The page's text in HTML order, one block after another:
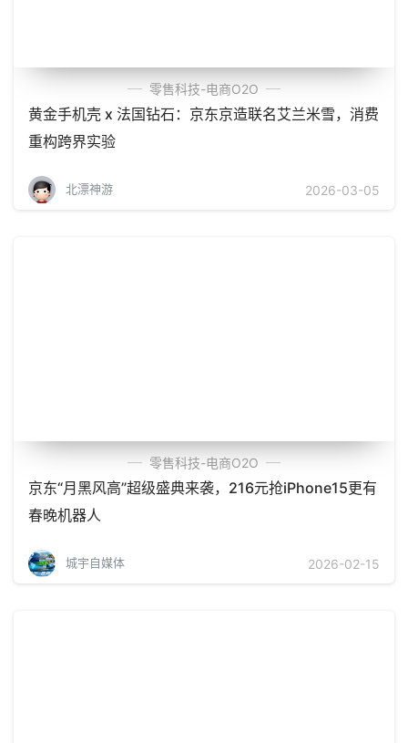
零售科技-电商O2O
黄金手机壳 x 法国钻石：京东京造联名艾兰米雪，消费
重构跨界实验
北漂神游 2026-03-05
零售科技-电商O2O
京东“月黑风高”超级盛典来袭，216元抢iPhone15更有
春晚机器人
城宇自媒体 2026-02-15